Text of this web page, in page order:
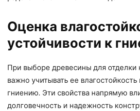
Оценка
устойчивости к
При выборе древесины для
важно учитывать ее влагостойкость
гниению. Эти свойства напрямую
долговечность и надежность